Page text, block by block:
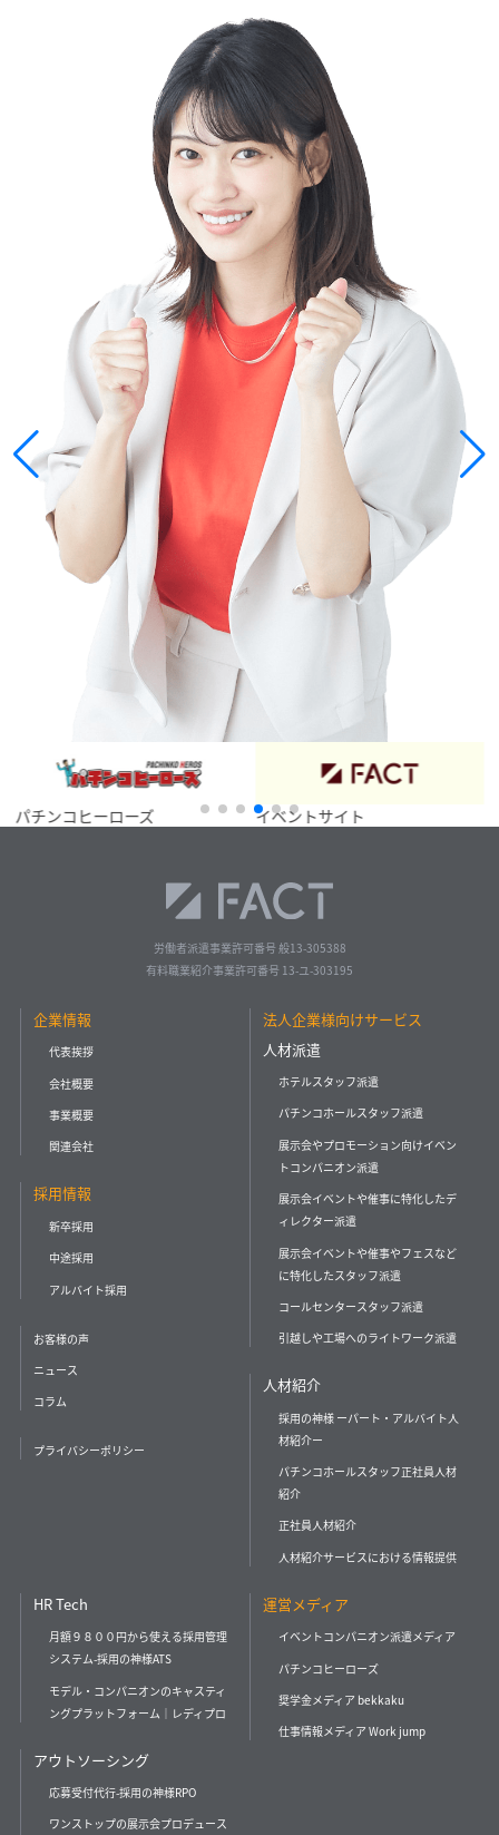
パチンコヒーローズ イベントサイト
労働者派遣事業許可番号 般13-305388
有料職業紹介事業許可番号 13-ユ-303195
企業情報
代表挨拶
会社概要
事業概要
関連会社
採用情報
新卒採用
中途採用
アルバイト採用
お客様の声
ニュース
コラム
プライバシーポリシー
法人企業様向けサービス
人材派遣
ホテルスタッフ派遣
パチンコホールスタッフ派遣
展示会やプロモーション向けイベン
トコンパニオン派遣
展示会イベントや催事に特化したデ
ィレクター派遣
展示会イベントや催事やフェスなど
に特化したスタッフ派遣
コールセンタースタッフ派遣
引越しや工場へのライトワーク派遣
人材紹介
採用の神様 ーパート・アルバイト人
材紹介ー
パチンコホールスタッフ正社員人材
紹介
正社員人材紹介
人材紹介サービスにおける情報提供
HR Tech
月額９８００円から使える採用管理
システム-採用の神様ATS
モデル・コンパニオンのキャスティ
ングプラットフォーム｜レディプロ
アウトソーシング
応募受付代行-採用の神様RPO
ワンストップの展示会プロデュース
運営メディア
イベントコンパニオン派遣メディア
パチンコヒーローズ
奨学金メディア bekkaku
仕事情報メディア Work jump